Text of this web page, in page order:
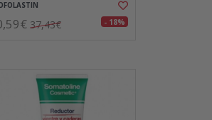
37,43€ - 18%